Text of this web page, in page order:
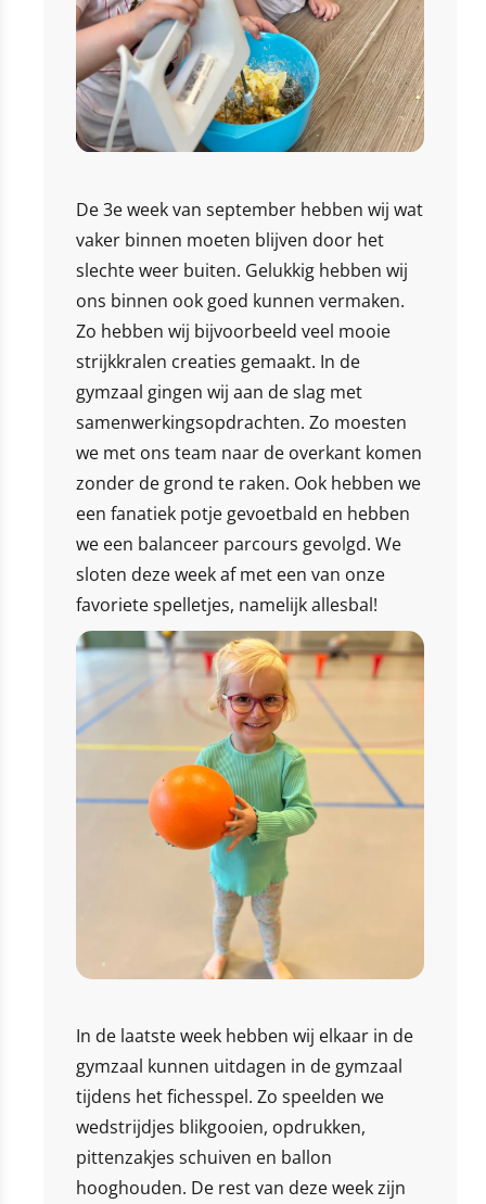
De 3e week van september hebben wij wat
vaker binnen moeten blijven door het
slechte weer buiten. Gelukkig hebben wij
ons binnen ook goed kunnen vermaken.
Zo hebben wij bijvoorbeeld veel mooie
strijkkralen creaties gemaakt. In de
gymzaal gingen wij aan de slag met
samenwerkingsopdrachten. Zo moesten
we met ons team naar de overkant komen
zonder de grond te raken. Ook hebben we
een fanatiek potje gevoetbald en hebben
we een balanceer parcours gevolgd. We
sloten deze week af met een van onze
favoriete spelletjes, namelijk allesbal!
In de laatste week hebben wij elkaar in de
gymzaal kunnen uitdagen in de gymzaal
tijdens het fichesspel. Zo speelden we
wedstrijdjes blikgooien, opdrukken,
pittenzakjes schuiven en ballon
hooghouden. De rest van deze week zijn